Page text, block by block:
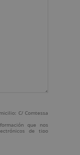
C/ Comtessa
que nos
de tipo
y otros tipo de